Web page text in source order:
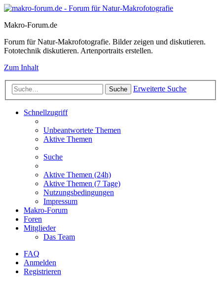
Makro-Forum.de
Forum für Natur-Makrofotografie. Bilder zeigen und diskutieren.
Fototechnik diskutieren. Artenportraits erstellen.
Zum Inhalt
Suche Erweiterte Suche
Schnellzugriff
Unbeantwortete Themen
Aktive Themen
Suche
Aktive Themen (24h)
Aktive Themen (7 Tage)
Nutzungsbedingungen
Impressum
Makro-Forum
Foren
Mitglieder
Das Team
FAQ
Anmelden
Registrieren